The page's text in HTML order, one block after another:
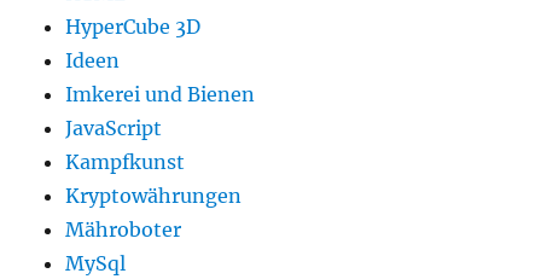
HyperCube 3D
Ideen
Imkerei und Bienen
JavaScript
Kampfkunst
Kryptowährungen
Mähroboter
MySql